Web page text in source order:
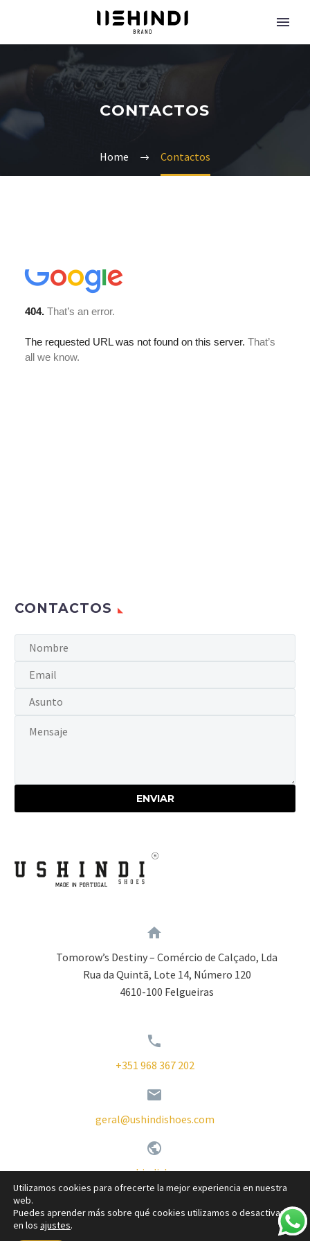
CONTACTOS
Home Contactos
CONTACTOS


Tomorow’s Destiny – Comércio de Calçado, Lda
Rua da Quintã, Lote 14, Número 120
4610-100 Felgueiras


+351 968 367 202


geral@ushindishoes.com


www.ushindishoes.com
Utilizamos cookies para ofrecerte la mejor experiencia en nuestra
web.
Puedes aprender más sobre qué cookies utilizamos o desactivarlas
en los ajustes.